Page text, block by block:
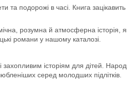
подорожі в часі. Книга зацікавить
розумна й атмосферна
романи у нашому каталозі.
історіям для дітей.
серед молодших підлітків.